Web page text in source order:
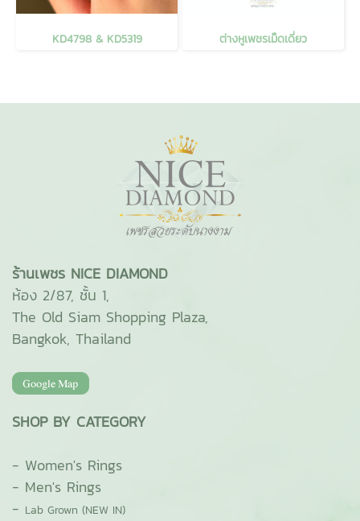
KD4798 & KD5319 ต่างหูเพชรเม็ดเดี่ยว
ร้านเพชร NICE DIAMOND
ห้อง 2/87, ชั้น 1,
The Old Siam Shopping Plaza,
Bangkok, Thailand
SHOP BY CATEGORY
- Women's Rings
- Men's Rings
- Lab Grown (NEW IN)